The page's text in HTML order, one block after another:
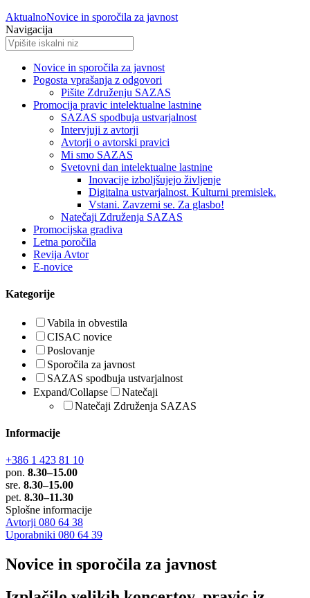
AktualnoNovice in sporočila za javnost
Navigacija
Novice in sporočila za javnost
Pogosta vprašanja z odgovori
Pišite Združenju SAZAS
Promocija pravic intelektualne lastnine
SAZAS spodbuja ustvarjalnost
Intervjuji z avtorji
Avtorji o avtorski pravici
Mi smo SAZAS
Svetovni dan intelektualne lastnine
Inovacije izboljšujejo življenje
Digitalna ustvarjalnost. Kulturni premislek.
Vstani. Zavzemi se. Za glasbo!
Natečaji Združenja SAZAS
Promocijska gradiva
Letna poročila
Revija Avtor
E-novice
Kategorije
Vabila in obvestila
CISAC novice
Poslovanje
Sporočila za javnost
SAZAS spodbuja ustvarjalnost
Expand/Collapse
Natečaji
Natečaji Združenja SAZAS
Informacije
+386 1 423 81 10
pon. 8.30–15.00
sre. 8.30–15.00
pet. 8.30–11.30
Splošne informacije
Avtorji 080 64 38
Uporabniki 080 64 39
Novice in sporočila za javnost